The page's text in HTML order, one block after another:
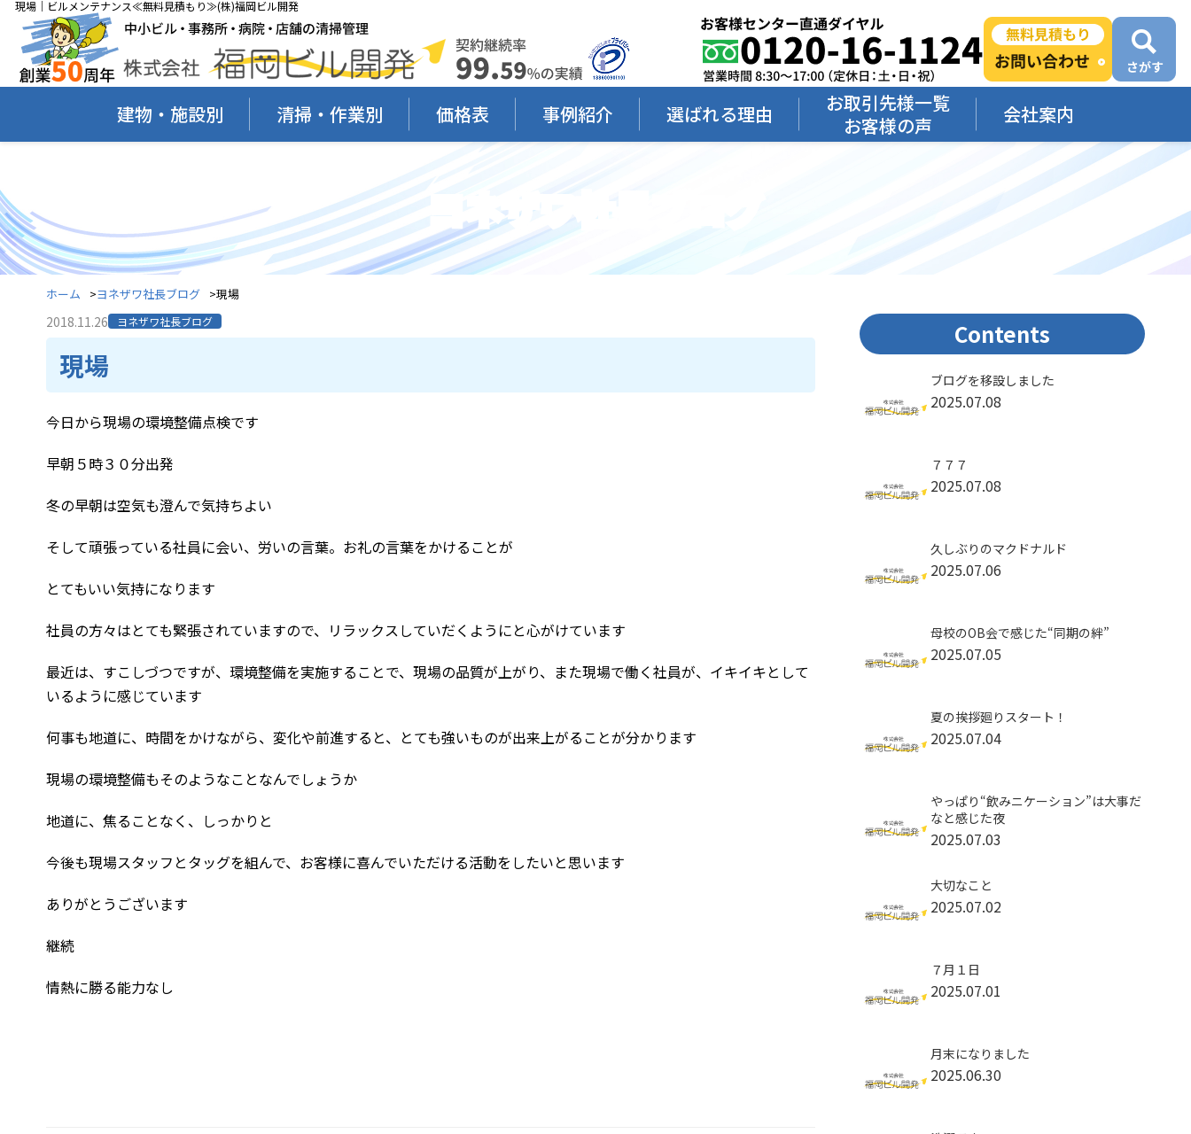
現場｜ビルメンテナンス≪無料見積もり≫(株)福岡ビル開発
建物・施設別 清掃・作業別 価格表 事例紹介 選ばれる理由
お取引先様一覧
お客様の声
会社案内
ヨネザワ社長ブログ
ホーム ヨネザワ社長ブログ 現場
2018.11.26 ヨネザワ社長ブログ
現場
今日から現場の環境整備点検です
早朝５時３０分出発
冬の早朝は空気も澄んで気持ちよい
そして頑張っている社員に会い、労いの言葉。お礼の言葉をかけることが
とてもいい気持になります
社員の方々はとても緊張されていますので、リラックスしていだくようにと心がけています
最近は、すこしづつですが、環境整備を実施することで、現場の品質が上がり、また現場で働く社員が、イキイキとして
いるように感じています
何事も地道に、時間をかけながら、変化や前進すると、とても強いものが出来上がることが分かります
現場の環境整備もそのようなことなんでしょうか
地道に、焦ることなく、しっかりと
今後も現場スタッフとタッグを組んで、お客様に喜んでいただける活動をしたいと思います
ありがとうございます
継続
情熱に勝る能力なし
Contents
ブログを移設しました
2025.07.08
７７７
2025.07.08
久しぶりのマクドナルド
2025.07.06
母校のOB会で感じた“同期の絆”
2025.07.05
夏の挨拶廻りスタート！
2025.07.04
やっぱり“飲みニケーション”は大事だ
なと感じた夜
2025.07.03
大切なこと
2025.07.02
７月１日
2025.07.01
月末になりました
2025.06.30